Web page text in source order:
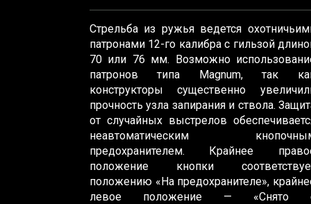
Стрельба из ружья ведется
патронами 12-го калибра с гильзой
70 или 76 мм. Возможно
патронов типа Magnum, так
конструкторы существенно
прочность узла запирания и ствола.
от случайных выстрелов
неавтоматическим
предохранителем. Крайнее
положение кнопки
положению «На предохранителе»,
левое положение — «Снято